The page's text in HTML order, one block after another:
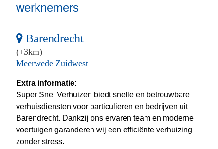
werknemers
Barendrecht
(+3km)
Meerwede Zuidwest
Extra informatie:
Super Snel Verhuizen biedt snelle en betrouwbare
verhuisdiensten voor particulieren en bedrijven uit
Barendrecht. Dankzij ons ervaren team en moderne
voertuigen garanderen wij een efficiënte verhuizing
zonder stress.